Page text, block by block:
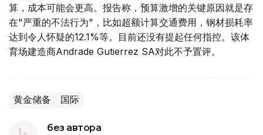
算，成本可能会更高。报告称，预算激增的关键原因就是存
在"严重的不法行为"，比如超额计算交通费用，钢材损耗率
达到令人怀疑的12.1%等。目前还没有提起任何指控。该体
育场建造商Andrade Gutierrez SA对此不予置评。
黄金储备 国际
без автора